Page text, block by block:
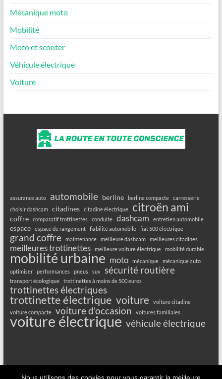
Mécanique moto
Mobilité
Moto et scooter
Véhicule électrique
Voiture
assurance auto automobile berline berline compacte
carrosserie
choisir dashcam
citadines citadine électrique citroën ami
coffre comparatif trottinettes conduite dashcam entretien automobile
espace espace de rangement fiabilité automobile fiat 500 électrique
grand coffre maintenance meilleure dashcam meilleures citadines
meilleures trottinettes meilleure voiture électrique mobilité durable
mobilité urbaine moto mécanique
mécanique auto
optimiser
performances pneus suv sécurité routière
transport écologique trottinettes à moins de 500 euros
trottinettes électriques
trottinette électrique voiture
voiture citadine
voiture compacte
voiture d'occasion voitures familiales
voiture électrique véhicule électrique